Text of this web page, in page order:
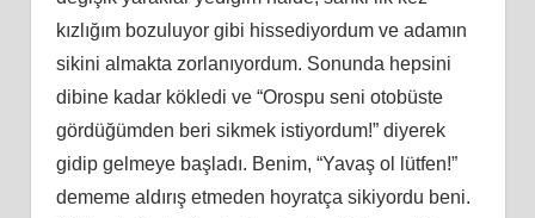
kızlığım bozuluyor gibi hissediyordum ve adamın
sikini almakta zorlanıyordum. Sonunda hepsini
dibine kadar kökledi ve “Orospu seni otobüste
gördüğümden beri sikmek istiyordum!” diyerek
gidip gelmeye başladı. Benim, “Yavaş ol lütfen!”
dememe aldırış etmeden hoyratça sikiyordu beni.